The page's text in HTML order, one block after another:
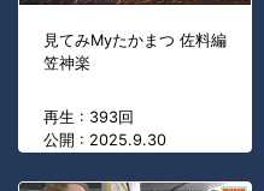
見てみMyたかまつ 佐料編
笠神楽
再生 : 393回
公開 : 2025.9.30